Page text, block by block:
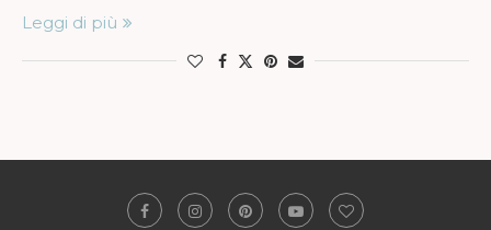
Leggi di più